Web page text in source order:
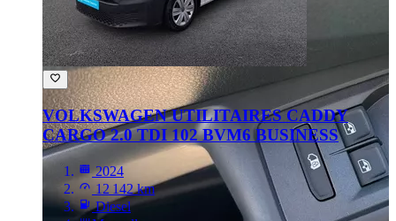
VOLKSWAGEN UTILITAIRES CADDY
CARGO 2.0 TDI 102 BVM6 BUSINESS
2024
12 142 km
Diesel